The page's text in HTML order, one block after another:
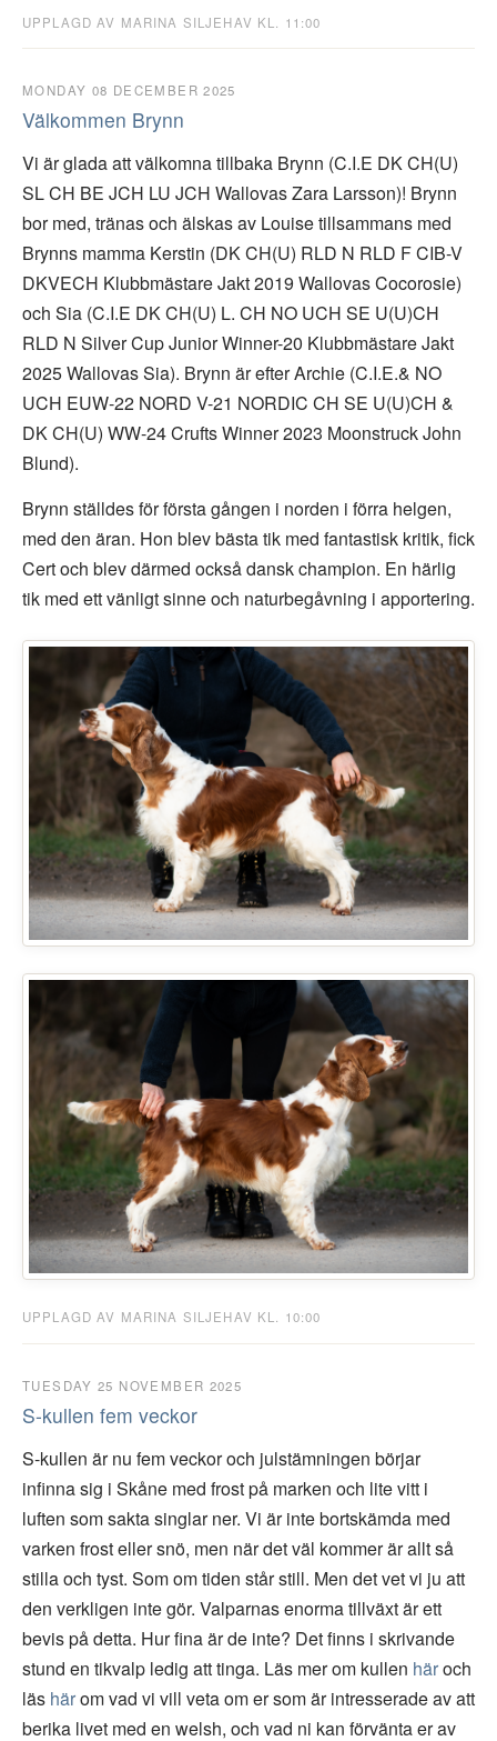
UPPLAGD AV MARINA SILJEHAV KL. 11:00
MONDAY 08 DECEMBER 2025
Välkommen Brynn
Vi är glada att välkomna tillbaka Brynn (C.I.E DK CH(U)
SL CH BE JCH LU JCH Wallovas Zara Larsson)! Brynn
bor med, tränas och älskas av Louise tillsammans med
Brynns mamma Kerstin (DK CH(U) RLD N RLD F CIB-V
DKVECH Klubbmästare Jakt 2019 Wallovas Cocorosie)
och Sia (C.I.E DK CH(U) L. CH NO UCH SE U(U)CH
RLD N Silver Cup Junior Winner-20 Klubbmästare Jakt
2025 Wallovas Sia). Brynn är efter Archie (C.I.E.& NO
UCH EUW-22 NORD V-21 NORDIC CH SE U(U)CH &
DK CH(U) WW-24 Crufts Winner 2023 Moonstruck John
Blund).
Brynn ställdes för första gången i norden i förra helgen,
med den äran. Hon blev bästa tik med fantastisk kritik, fick
Cert och blev därmed också dansk champion. En härlig
tik med ett vänligt sinne och naturbegåvning i apportering.
UPPLAGD AV MARINA SILJEHAV KL. 10:00
TUESDAY 25 NOVEMBER 2025
S-kullen fem veckor
S-kullen är nu fem veckor och julstämningen börjar
infinna sig i Skåne med frost på marken och lite vitt i
luften som sakta singlar ner. Vi är inte bortskämda med
varken frost eller snö, men när det väl kommer är allt så
stilla och tyst. Som om tiden står still. Men det vet vi ju att
den verkligen inte gör. Valparnas enorma tillväxt är ett
bevis på detta. Hur fina är de inte? Det finns i skrivande
stund en tikvalp ledig att tinga. Läs mer om kullen häroch
läs härom vad vi vill veta om er som är intresserade av att
berika livet med en welsh, och vad ni kan förvänta er av